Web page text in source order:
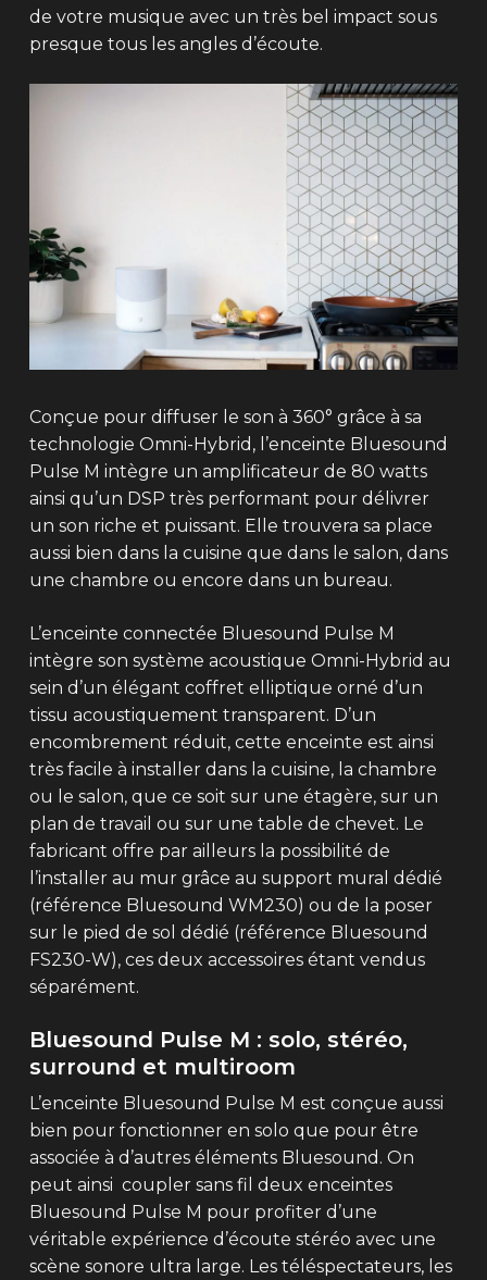
de votre musique avec un très bel impact sous
presque tous les angles d’écoute.
Conçue pour diffuser le son à 360° grâce à sa
technologie Omni-Hybrid, l’enceinte Bluesound
Pulse M intègre un amplificateur de 80 watts
ainsi qu’un DSP très performant pour délivrer
un son riche et puissant. Elle trouvera sa place
aussi bien dans la cuisine que dans le salon, dans
une chambre ou encore dans un bureau.
L’enceinte connectée Bluesound Pulse M
intègre son système acoustique Omni-Hybrid au
sein d’un élégant coffret elliptique orné d’un
tissu acoustiquement transparent. D’un
encombrement réduit, cette enceinte est ainsi
très facile à installer dans la cuisine, la chambre
ou le salon, que ce soit sur une étagère, sur un
plan de travail ou sur une table de chevet. Le
fabricant offre par ailleurs la possibilité de
l’installer au mur grâce au support mural dédié
(référence Bluesound WM230) ou de la poser
sur le pied de sol dédié (référence Bluesound
FS230-W), ces deux accessoires étant vendus
séparément.
Bluesound Pulse M : solo, stéréo,
surround et multiroom
L’enceinte Bluesound Pulse M est conçue aussi
bien pour fonctionner en solo que pour être
associée à d’autres éléments Bluesound. On
peut ainsi coupler sans fil deux enceintes
Bluesound Pulse M pour profiter d’une
véritable expérience d’écoute stéréo avec une
scène sonore ultra large. Les téléspectateurs, les